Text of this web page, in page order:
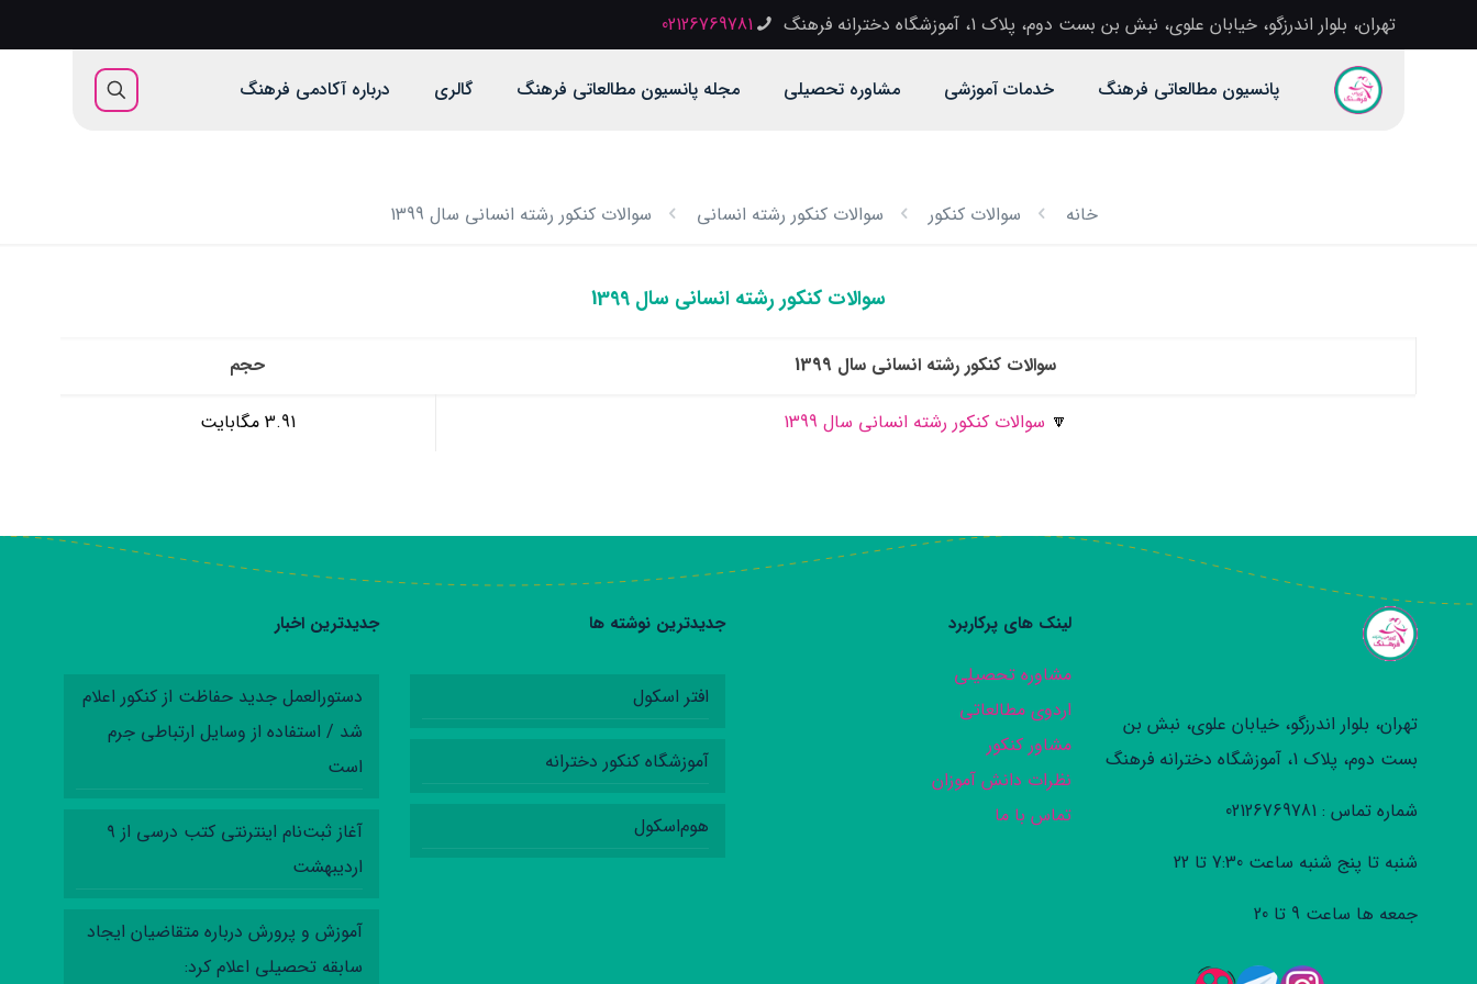
تهران، بلوار اندرزگو، خیابان علوی، نبش بن بست دوم، پلاک 1، آموزشگاه دخترانه فرهنگ 02126769781
پانسیون مطالعاتی فرهنگ خدمات آموزشی مشاوره تحصیلی مجله پانسیون مطالعاتی فرهنگ گالری درباره آکادمی فرهنگ
خانه سوالات کنکور سوالات کنکور رشته انسانی سوالات کنکور رشته انسانی سال 1399
سوالات کنکور رشته انسانی سال 1399
سوالات کنکور رشته انسانی سال 1399 حجم
🔽 سوالات کنکور رشته انسانی سال 1399 3.91 مگابایت
تهران، بلوار اندرزگو، خیابان علوی، نبش بن
بست دوم، پلاک 1، آموزشگاه دخترانه فرهنگ
شماره تماس : 02126769781
شنبه تا پنج شنبه ساعت 7:30 تا 22
جمعه ها ساعت 9 تا 20
لینک های پرکاربرد
مشاوره تحصیلی
اردوی مطالعاتی
مشاور کنکور
نظرات دانش آموزان
تماس با ما
جدیدترین نوشته ها
افتر اسکول
آموزشگاه کنکور دخترانه
هوم‌اسکول
جدیدترین اخبار
دستورالعمل‌ جدید حفاظت از کنکور اعلام
شد / استفاده از وسایل ارتباطی جرم
است
آغاز ثبت‌نام اینترنتی کتب درسی از ۹
اردیبهشت
آموزش‌ و پرورش درباره متقاضیان ایجاد
سابقه تحصیلی اعلام کرد: